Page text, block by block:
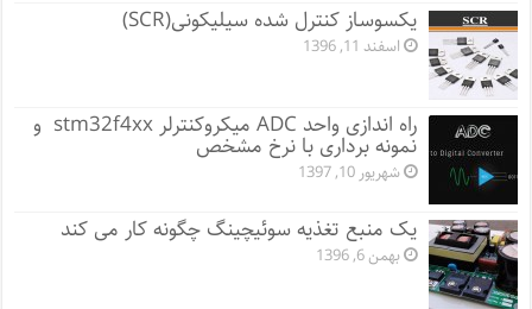
یکسوساز کنترل شده سیلیکونی(SCR)
اسفند 11, 1396
راه اندازی واحد ADC میکروکنترلر stm32f4xx و
نمونه برداری با نرخ مشخص
شهریور 10, 1397
یک منبع تغذیه سوئیچینگ چگونه کار می کند
بهمن 6, 1396